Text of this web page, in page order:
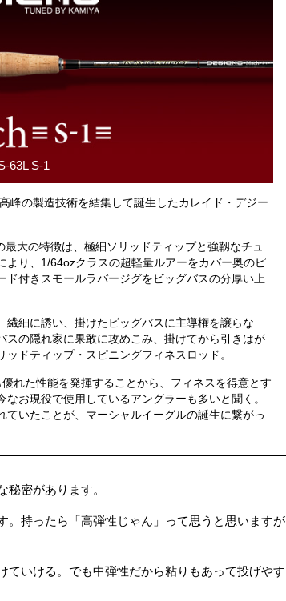
63L S-1
峰の製造技術を結集して誕生したカレイド・デジー
大の特徴は、極細ソリッドティップと強靱なチュ
り、1/64ozクラスの超軽量ルアーをカバー奥のピ
付きスモールラバージグをビッグバスの分厚い上
細に誘い、掛けたビッグバスに主導権を譲らな
の隠れ家に果敢に攻めこみ、掛けてから引きはが
ドティップ・スピニングフィネスロッド。
れた性能を発揮することから、フィネスを得意とす
お現役で使用しているアングラーも多いと聞く。
いたことが、マーシャルイーグルの誕生に繋がっ
密があります。
。持ったら「高弾性じゃん」って思うと思いますが
いける。でも中弾性だから粘りもあって投げやす